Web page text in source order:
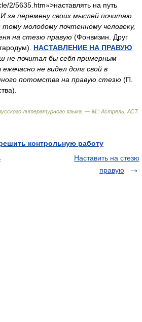
2/5635.htm»>наставлять на путь
И за перемену своих мыслей почитаю
тому молодому почтенному человеку,
на стезю правую (Фонвизин. Друг
НАСТАВЛЕНИЕ НА ПРАВУЮ
не почитал бы себя примерным
не видел долг свой в
потомства на правую стезю (П.
литературного языка. — М.: Астрель, АСТ.
контрольную работу
Наставить на стезю
правую